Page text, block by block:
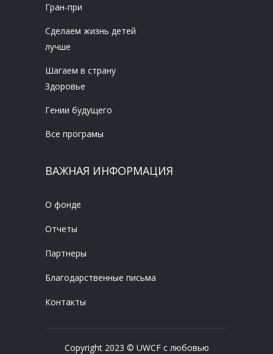
Гран-при
Сделаем жизнь детей
лучше
Шагаем в страну
Здоровье
Гении будущего
Все програмы
ВАЖНАЯ ИНФОРМАЦИЯ
О фонде
Отчеты
Партнеры
Благодарственные письма
Контакты
Copyright 2023 © UWCF с любовью